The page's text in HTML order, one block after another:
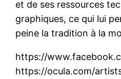
et de ses ressources
graphiques, ce qui lui
peine la tradition à la
https://
https://ocula.com/